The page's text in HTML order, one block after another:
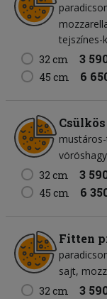
tejszínes-
32 cm
3
45 cm 6
32 cm
3
45 cm 6
Fitten
sajt
32 cm
3